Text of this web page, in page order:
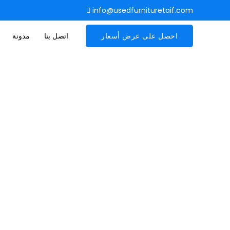
info@usedfurnituretaif.com
مدونة اتصل بنا احصل على عرض أسعار